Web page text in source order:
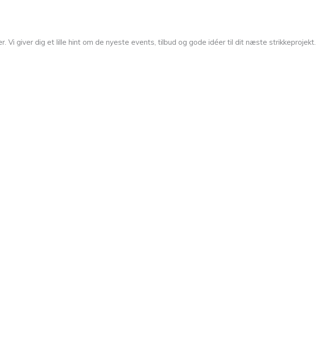
giver dig et lille hint om de nyeste events, tilbud og gode idéer til dit næste strikkeprojekt.